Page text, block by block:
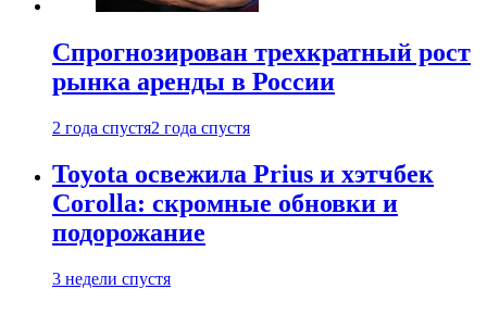
Спрогнозирован трехкратный рост
рынка аренды в России
2 года спустя2 года спустя
Toyota освежила Prius и хэтчбек
Corolla: скромные обновки и
подорожание
3 недели спустя